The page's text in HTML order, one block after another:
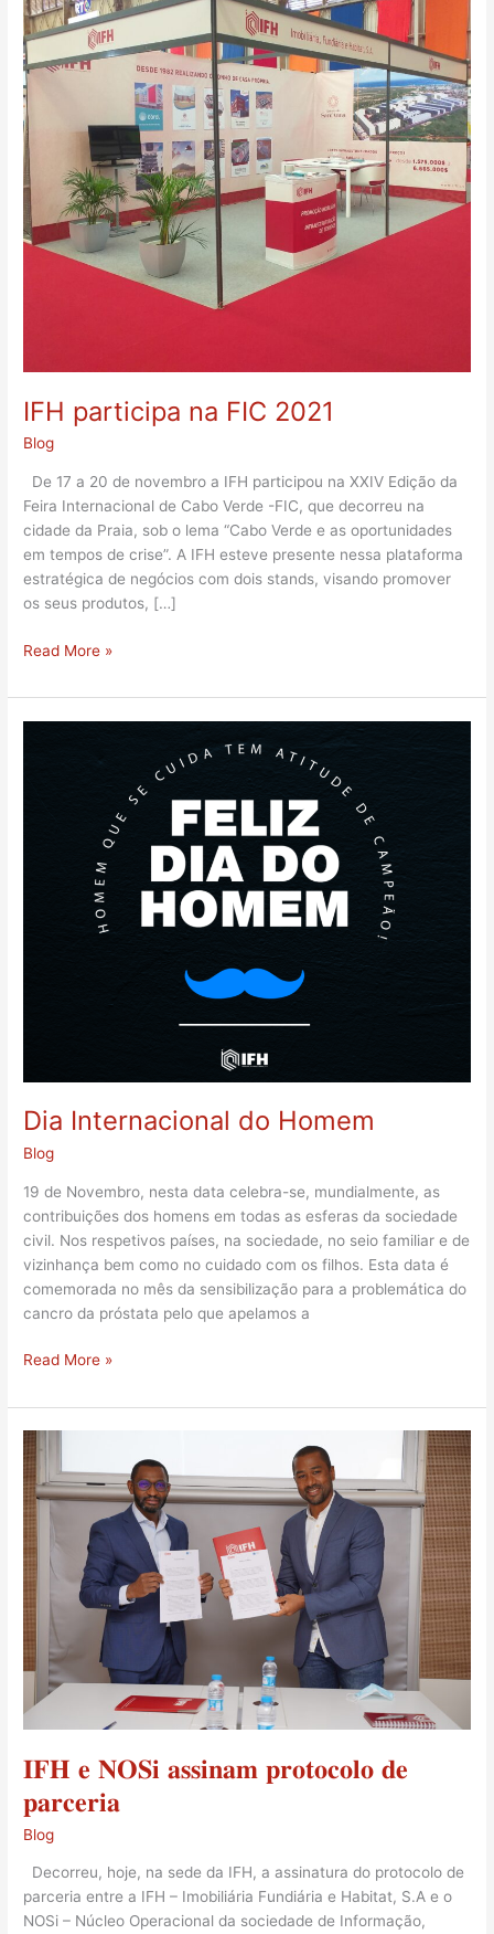
IFH participa na FIC 2021
Blog
De 17 a 20 de novembro a IFH participou na XXIV Edição da
Feira Internacional de Cabo Verde -FIC, que decorreu na
cidade da Praia, sob o lema “Cabo Verde e as oportunidades
em tempos de crise”. A IFH esteve presente nessa plataforma
estratégica de negócios com dois stands, visando promover
os seus produtos, […]
FIC
2021
Read More »
Dia Internacional do Homem
Blog
19 de Novembro, nesta data celebra-se, mundialmente, as
contribuições dos homens em todas as esferas da sociedade
civil. Nos respetivos países, na sociedade, no seio familiar e de
vizinhança bem como no cuidado com os filhos. Esta data é
comemorada no mês da sensibilização para a problemática do
cancro da próstata pelo que apelamos a
Read More »
𝐈𝐅𝐇 𝐞 𝐍𝐎𝐒𝐢 𝐚𝐬𝐬𝐢𝐧𝐚𝐦 𝐩𝐫𝐨𝐭𝐨𝐜𝐨𝐥𝐨 𝐝𝐞
𝐩𝐚𝐫𝐜𝐞𝐫𝐢𝐚
Blog
Decorreu, hoje, na sede da IFH, a assinatura do protocolo de
parceria entre a IFH – Imobiliária Fundiária e Habitat, S.A e o
NOSi – Núcleo Operacional da sociedade de Informação,
𝐈𝐅𝐇
𝐍𝐎𝐒𝐢
𝐚𝐬𝐬𝐢𝐧𝐚𝐦
𝐩𝐫𝐨𝐭𝐨𝐜𝐨𝐥𝐨
𝐝𝐞
𝐩𝐚𝐫𝐜𝐞𝐫𝐢𝐚